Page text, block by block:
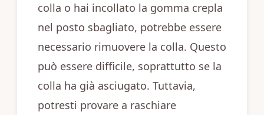
colla o hai incollato la gomma crepla
nel posto sbagliato, potrebbe essere
necessario rimuovere la colla. Questo
può essere difficile, soprattutto se la
colla ha già asciugato. Tuttavia,
potresti provare a raschiare